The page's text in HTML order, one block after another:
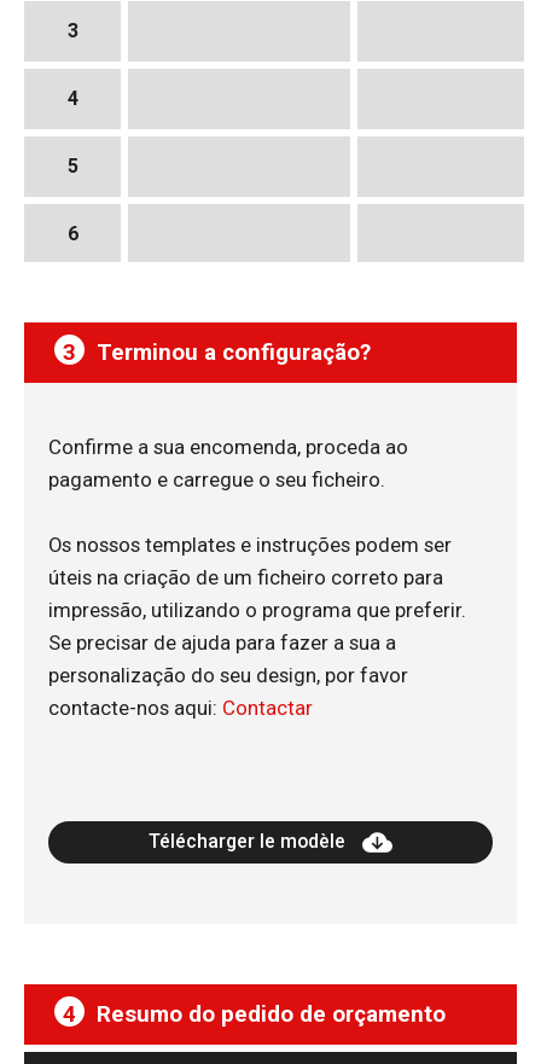
3
4
5
6
3 Terminou a configuração?
Confirme a sua encomenda, proceda ao
pagamento e carregue o seu ficheiro.
Os nossos templates e instruções podem ser
úteis na criação de um ficheiro correto para
impressão, utilizando o programa que preferir.
Se precisar de ajuda para fazer a sua a
personalização do seu design, por favor
contacte-nos aqui: Contactar
Télécharger le modèle
4 Resumo do pedido de orçamento